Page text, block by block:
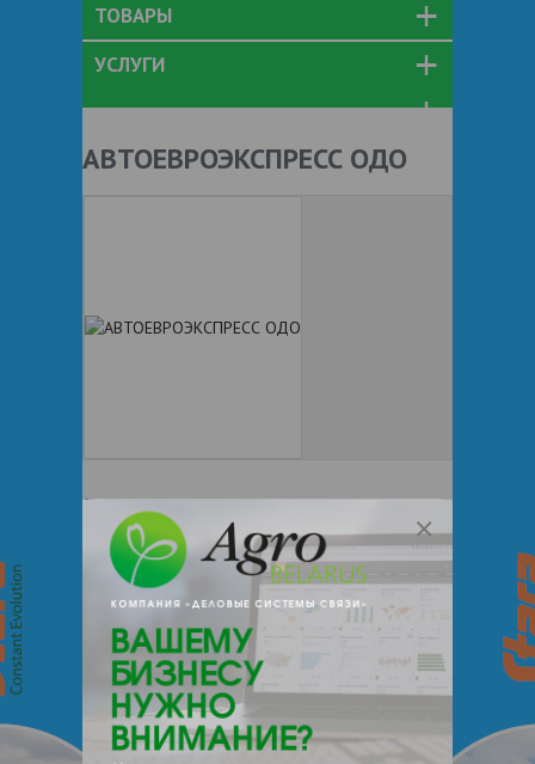
ТОВАРЫ
УСЛУГИ
АВТОЕВРОЭКСПРЕСС ОДО
+ 375
www.aee.loc.by
e-mail:autoeuroexpress@mail.ru
220007, , , , г. Минск, Воронянского
50/4-219